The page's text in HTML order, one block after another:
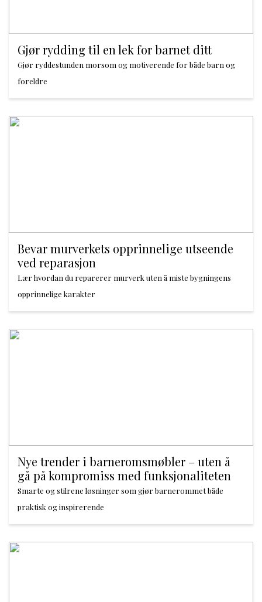
Gjør rydding til en lek for barnet ditt
Gjør ryddestunden morsom og motiverende for både barn og
foreldre
Bevar murverkets opprinnelige utseende
ved reparasjon
Lær hvordan du reparerer murverk uten å miste bygningens
opprinnelige karakter
Nye trender i barneromsmøbler – uten å
gå på kompromiss med funksjonaliteten
Smarte og stilrene løsninger som gjør barnerommet både
praktisk og inspirerende